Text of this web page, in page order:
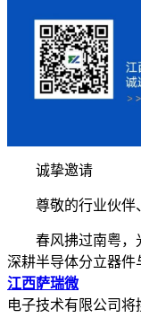
诚挚邀请
尊敬的行业伙伴
春风拂过南粤，光
深耕半导体分立器件
江西萨瑞微
电子技术有限公司